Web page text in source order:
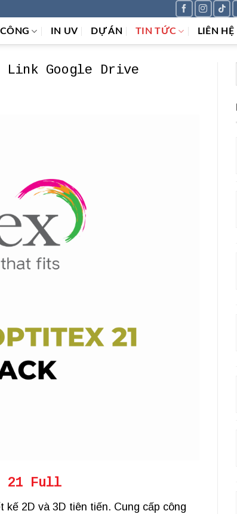
IN UV DỰ ÁN TIN TỨC LIÊN HỆ
Google Drive
21 Full
kế 2D và 3D tiên tiến. Cung cấp công